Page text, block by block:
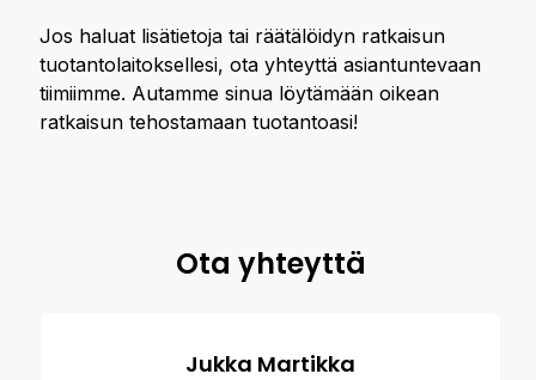
Jos haluat lisätietoja tai räätälöidyn ratkaisun
tuotantolaitoksellesi, ota yhteyttä asiantuntevaan
tiimiimme. Autamme sinua löytämään oikean
ratkaisun tehostamaan tuotantoasi!
Ota yhteyttä
Jukka Martikka